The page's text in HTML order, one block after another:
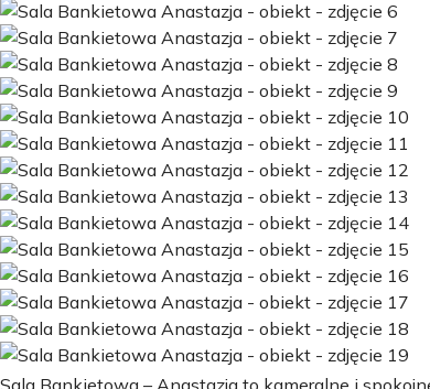
Sala Bankietowa – Anastazja to kameralne i